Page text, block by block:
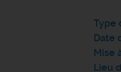
Type
Date
Mise
Lieu